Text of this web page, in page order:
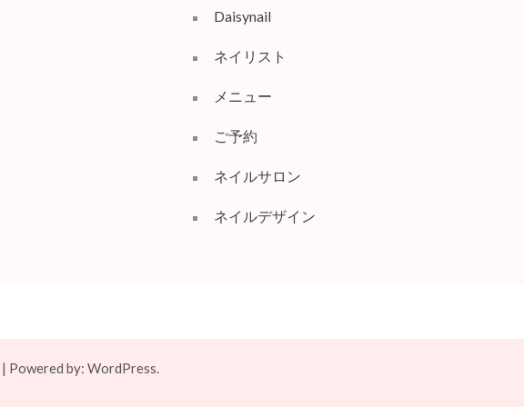
Daisynail
ネイリスト
メニュー
ご予約
ネイルサロン
ネイルデザイン
| Powered by: WordPress.